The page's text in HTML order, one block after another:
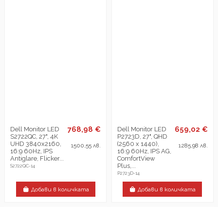
Dell Monitor LED
S2722QC, 27", 4K
UHD 3840x2160,
16:9 60Hz, IPS
Antiglare, Flicker...
S2722QC-14
768,98 €
1500,55 лв.
Добави в количката
Dell Monitor LED
P2723D, 27", QHD
(2560 x 1440),
16:9 60Hz, IPS AG,
ComfortView
Plus,...
P2723D-14
659,02 €
1285,98 лв.
Добави в количката